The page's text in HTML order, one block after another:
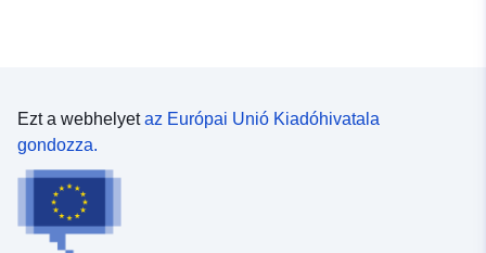
Ezt a webhelyetaz Európai Unió Kiadóhivatala
gondozza.